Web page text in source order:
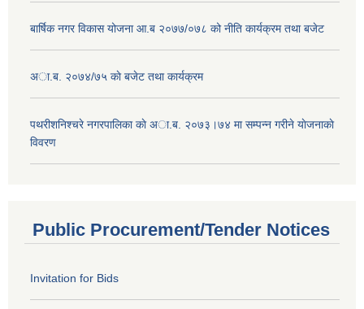
बार्षिक नगर विकास योजना आ.ब २०७७/०७८ को नीति कार्यक्रम तथा बजेट
अा.ब. २०७४/७५ काे बजेट तथा कार्यक्रम
पथरीशनिश्चरे नगरपालिका काे अा.ब. २०७३।७४ मा सम्पन्न गरीने याेजनाकाे
विवरण
Public Procurement/Tender Notices
Invitation for Bids